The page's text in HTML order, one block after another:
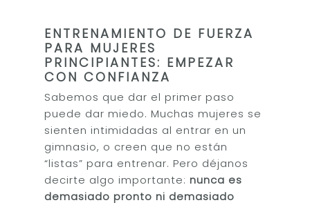
ENTRENAMIENTO DE FUERZA
PARA MUJERES
PRINCIPIANTES: EMPEZAR
CON CONFIANZA
Sabemos que dar el primer paso
puede dar miedo. Muchas mujeres se
sienten intimidadas al entrar en un
gimnasio, o creen que no están
“listas” para entrenar. Pero déjanos
decirte algo importante: nunca es
demasiado pronto ni demasiado